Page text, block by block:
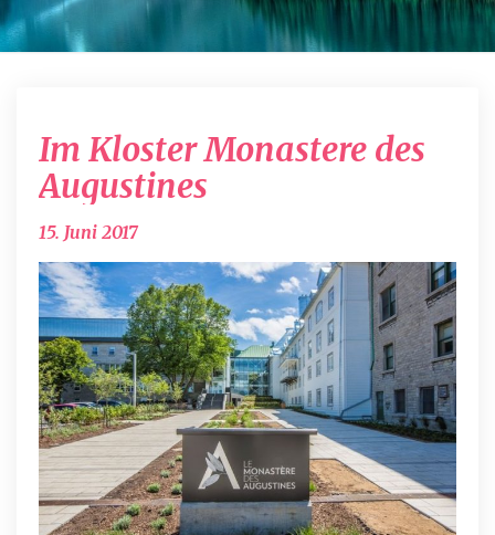
Kloster
Monastere
Im Kloster Monastere des
Augustines
15. Juni 2017